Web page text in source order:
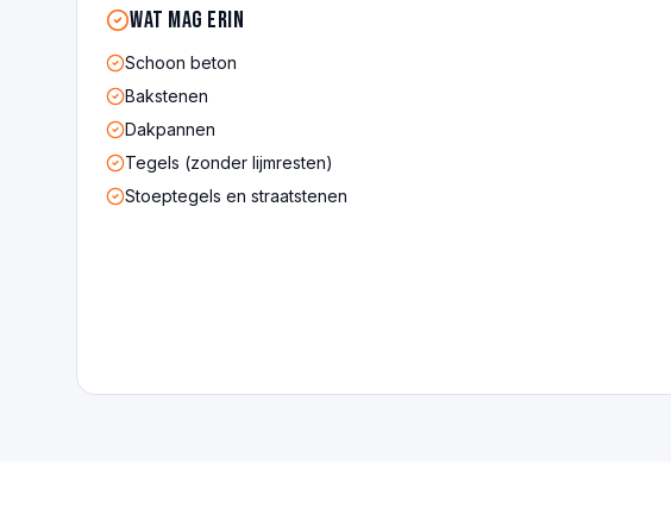
Wat mag erin
Schoon beton
Bakstenen
Dakpannen
Tegels (zonder lijmresten)
Stoeptegels en straatstenen